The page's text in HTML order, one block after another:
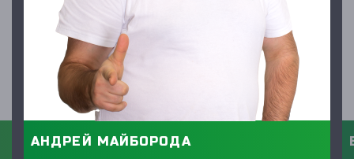
АНДРЕЙ МАЙБОРОДА